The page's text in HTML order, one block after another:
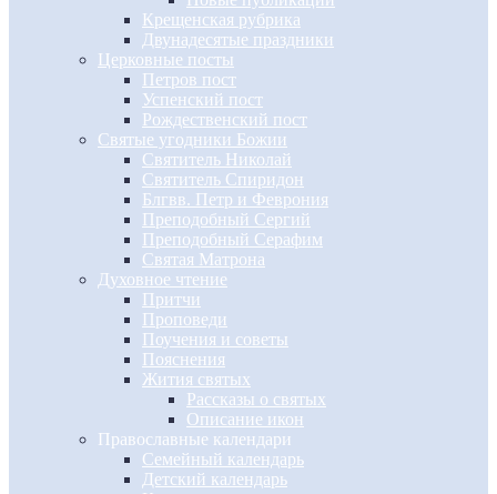
Крещенская рубрика
Двунадесятые праздники
Церковные посты
Петров пост
Успенский пост
Рождественский пост
Святые угодники Божии
Святитель Николай
Святитель Спиридон
Блгвв. Петр и Феврония
Преподобный Сергий
Преподобный Серафим
Святая Матрона
Духовное чтение
Притчи
Проповеди
Поучения и советы
Пояснения
Жития святых
Рассказы о святых
Описание икон
Православные календари
Семейный календарь
Детский календарь